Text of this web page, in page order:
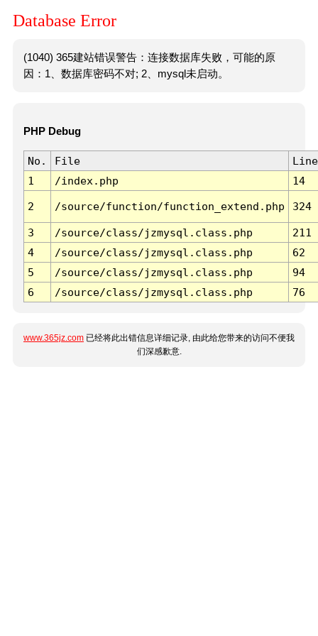
Database Error
(1040) 365建站错误警告：连接数据库失败，可能的原
因：1、数据库密码不对; 2、mysql未启动。
PHP Debug
No. File
Line
1
/index.php 14
2 /source/function/function_extend.php 324
3 /source/class/jzmysql.class.php
211
4
/source/class/jzmysql.class.php
62
5
/source/class/jzmysql.class.php
94
6
/source/class/jzmysql.class.php 76
www.365jz.com 已经将此出错信息详细记录, 由此给您带来的访问不便我
们深感歉意.